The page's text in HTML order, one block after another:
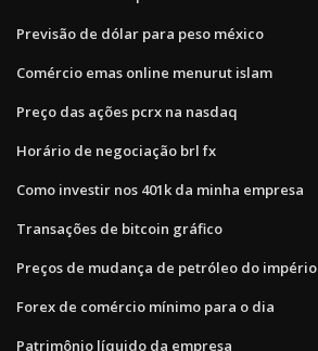
Previsão de dólar para peso méxico
Comércio emas online menurut islam
Preço das ações pcrx na nasdaq
Horário de negociação brl fx
Como investir nos 401k da minha empresa
Transações de bitcoin gráfico
Preços de mudança de petróleo do império
Forex de comércio mínimo para o dia
Patrimônio líquido da empresa